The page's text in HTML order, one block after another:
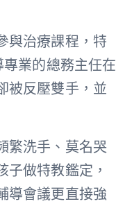
與治療課程，特
業的總務主任在
被反壓雙手，並
繁洗手、莫名哭
子做特教鑑定，
導會議更直接強